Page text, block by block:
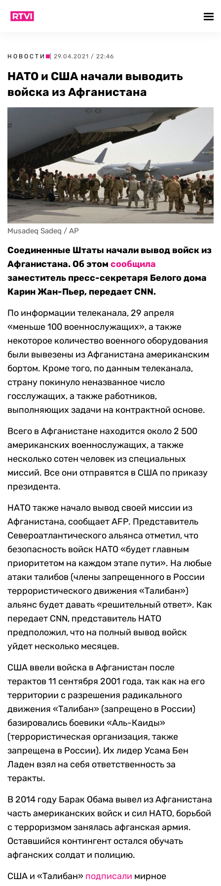
НОВОСТИ | 29.04.2021 / 22:46
НАТО и США начали выводить
войска из Афганистана
Musadeq Sadeq / AP
Соединенные Штаты начали вывод войск из
Афганистана. Об этом сообщила
заместитель пресс-секретаря Белого дома
Карин Жан-Пьер, передает CNN.
По информации телеканала, 29 апреля
«меньше 100 военнослужащих», а также
некоторое количество военного оборудования
были вывезены из Афганистана американским
бортом. Кроме того, по данным телеканала,
страну покинуло неназванное число
госслужащих, а также работников,
выполняющих задачи на контрактной основе.
Всего в Афганистане находится около 2 500
американских военнослужащих, а также
несколько сотен человек из специальных
миссий. Все они отправятся в США по приказу
президента.
НАТО также начало вывод своей миссии из
Афганистана, сообщает AFP. Представитель
Североатлантического альянса отметил, что
безопасность войск НАТО «будет главным
приоритетом на каждом этапе пути». На любые
атаки талибов (члены запрещенного в России
террористического движения «Талибан»)
альянс будет давать «решительный ответ». Как
передает CNN, представитель НАТО
предположил, что на полный вывод войск
уйдет несколько месяцев.
США ввели войска в Афганистан после
терактов 11 сентября 2001 года, так как на его
территории с разрешения радикального
движения «Талибан» (запрещено в России)
базировались боевики «Аль-Каиды»
(террористическая организация, также
запрещена в России). Их лидер Усама Бен
Ладен взял на себя ответственность за
теракты.
В 2014 году Барак Обама вывел из Афганистана
часть американских войск и сил НАТО, борьбой
с терроризмом занялась афганская армия.
Оставшийся контингент остался обучать
афганских солдат и полицию.
США и «Талибан» подписали мирное